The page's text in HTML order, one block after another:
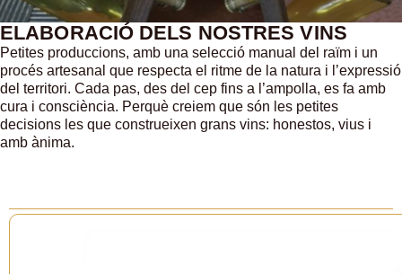
ELABORACIÓ DELS NOSTRES VINS
Petites produccions, amb una selecció manual del raïm i un
procés artesanal que respecta el ritme de la natura i l’expressió
del territori. Cada pas, des del cep fins a l’ampolla, es fa amb
cura i consciència. Perquè creiem que són les petites
decisions les que construeixen grans vins: honestos, vius i
amb ànima.